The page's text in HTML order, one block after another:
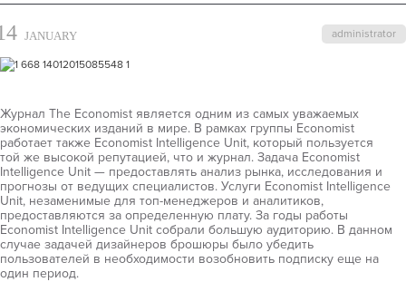
administrator
JANUARY
Журнал The Economist является одним из самых уважаемых
экономических изданий в мире. В рамках группы Economist
работает также Economist Intelligence Unit, который пользуется
той же высокой репутацией, что и журнал. Задача Economist
Intelligence Unit — предоставлять анализ рынка, исследования и
прогнозы от ведущих специалистов. Услуги Economist Intelligence
Unit, незаменимые для топ-менеджеров и аналитиков,
предоставляются за определенную плату. За годы работы
Economist Intelligence Unit собрали большую аудиторию. В данном
случае задачей дизайнеров брошюры было убедить
пользователей в необходимости возобновить подписку еще на
один период.